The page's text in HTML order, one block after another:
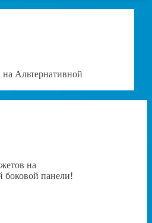
Альтернативной
на
боковой панели!